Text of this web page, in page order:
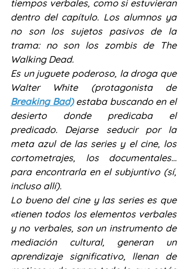
tiempos verbales, como si estuvieran
dentro del capítulo. Los alumnos ya
no son los sujetos pasivos de la
trama: no son los zombis de The
Walking Dead.
Es un juguete poderoso, la droga que
Walter White (protagonista de
Breaking Bad) estaba buscando en el
desierto donde predicaba el
predicado. Dejarse seducir por la
meta azul de las series y el cine, los
cortometrajes, los documentales…
para encontrarla en el subjuntivo (sí,
incluso allí).
Lo bueno del cine y las series es que
«tienen todos los elementos verbales
y no verbales, son un instrumento de
mediación cultural, generan un
aprendizaje significativo, llenan de